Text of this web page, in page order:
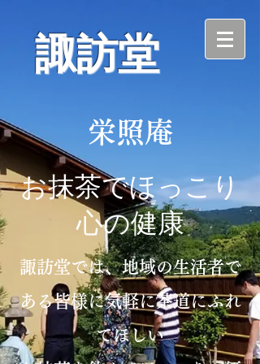
​諏訪堂
お抹茶でほっこり
心の健康
諏訪堂では、地域の生活者で
ある皆様に気軽に茶道にふれ
てほしい
栄照庵